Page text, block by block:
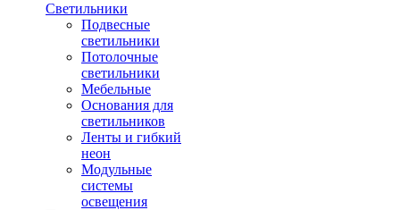
Светильники
Подвесные
светильники
Потолочные
светильники
Мебельные
Основания для
светильников
Ленты и гибкий
неон
Модульные
системы
освещения